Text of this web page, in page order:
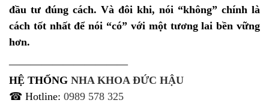
đầu tư đúng cách. Và đôi khi, nói “không” chính là
cách tốt nhất để nói “có” với một tương lai bền vững
hơn.
———————————
HỆ THỐNG NHA KHOA ĐỨC HẬU
☎ Hotline: 0989 578 325